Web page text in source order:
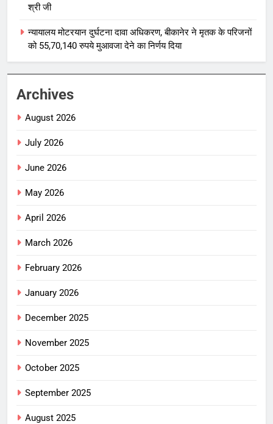
श्री जी
न्यायालय मोटरयान दुर्घटना दावा अधिकरण, बीकानेर ने मृतक के परिजनों
को 55,70,140 रुपये मुआवजा देने का निर्णय दिया
Archives
August 2026
July 2026
June 2026
May 2026
April 2026
March 2026
February 2026
January 2026
December 2025
November 2025
October 2025
September 2025
August 2025